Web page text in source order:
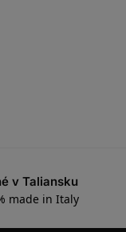
v Taliansku
made in Italy